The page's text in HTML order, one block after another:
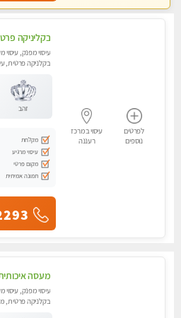
לפרטים
נוספים
עיסוי במרכז
רעננה
עיסוי מפנק, עיסוי
בקלניקה פרטית,
זהב
מקלחת
עיסוי מרגיע
מקום פרטי
תמונה אמיתית
עיסוי מפנק, עיסוי
בקלניקה פרטית,